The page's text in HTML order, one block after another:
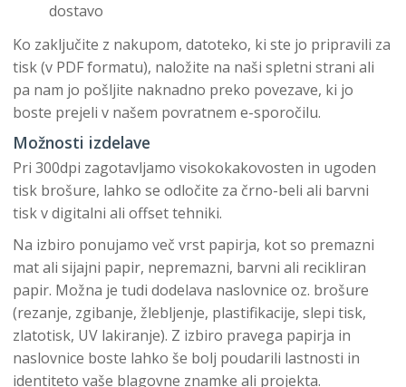
dostavo
Ko zaključite z nakupom, datoteko, ki ste jo pripravili za
tisk (v PDF formatu), naložite na naši spletni strani ali
pa nam jo pošljite naknadno preko povezave, ki jo
boste prejeli v našem povratnem e-sporočilu.
Možnosti izdelave
Pri 300dpi zagotavljamo visokokakovosten in ugoden
tisk brošure, lahko se odločite za črno-beli ali barvni
tisk v digitalni ali offset tehniki.
Na izbiro ponujamo več vrst papirja, kot so premazni
mat ali sijajni papir, nepremazni, barvni ali recikliran
papir. Možna je tudi dodelava naslovnice oz. brošure
(rezanje, zgibanje, žlebljenje, plastifikacije, slepi tisk,
zlatotisk, UV lakiranje). Z izbiro pravega papirja in
naslovnice boste lahko še bolj poudarili lastnosti in
identiteto vaše blagovne znamke ali projekta.